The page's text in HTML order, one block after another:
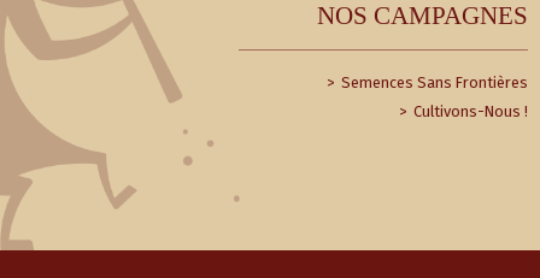
NOS CAMPAGNES
Semences Sans Frontières
Cultivons-Nous !